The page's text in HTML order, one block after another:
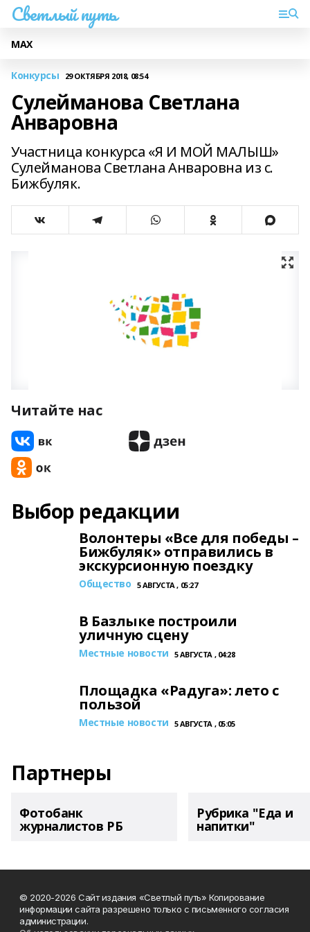
Светлый путь
МАХ
Конкурсы 29 ОКТЯБРЯ 2018, 08:54
Сулейманова Светлана
Анваровна
Участница конкурса «Я И МОЙ МАЛЫШ»
Сулейманова Светлана Анваровна из с.
Бижбуляк.
Читайте нас
Выбор редакции
Волонтеры «Все для победы –
Бижбуляк» отправились в
экскурсионную поездку
Общество 5 АВГУСТА , 05:27
В Базлыке построили
уличную сцену
Местные новости 5 АВГУСТА , 04:28
Площадка «Радуга»: лето с
пользой
Местные новости 5 АВГУСТА , 05:05
Партнеры
Фотобанк
журналистов РБ
Рубрика "Еда и
напитки"
© 2020-2026 Сайт издания «Светлый путь» Копирование
информации сайта разрешено только с письменного согласия
администрации.